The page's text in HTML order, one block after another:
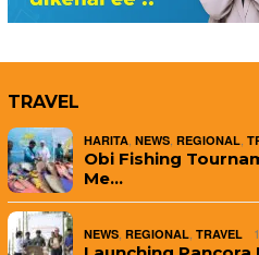
TRAVEL
HARITA NEWS REGIONAL
Obi Fishing
Me…
NEWS REGIONAL TRAVEL